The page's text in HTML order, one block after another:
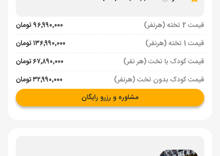
قیمت 2 تخته (هرنفر)
۹۶٬۹۹۰٬۰۰۰ تومان
قیمت 1 تخته (هرنفر)
۱۳۶٬۹۹۰٬۰۰۰ تومان
قیمت کودک با تخت (هر نفر)
۶۷٬۸۹۰٬۰۰۰ تومان
قیمت کودک بدون تخت (هرنفر)
۳۲٬۹۹۰٬۰۰۰ تومان
مشاوره و رزرو رایگان